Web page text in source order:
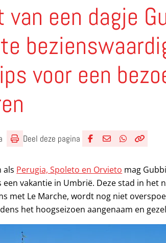
van een dagje
voor een
Deel deze pagina
als Perugia, Spoleto en Orvieto mag
vakantie in Umbrië. Deze stad in het
met Le Marche, wordt nog niet
het hoogseizoen aangenaam en